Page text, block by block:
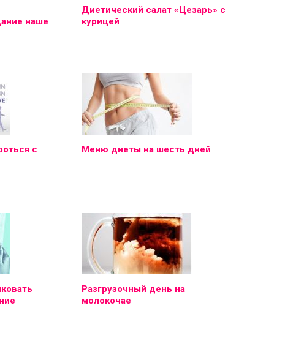
наше
Диетический салат «Цезарь» с
курицей
с
Меню диеты на шесть дней
Разгрузочный день на
молокочае